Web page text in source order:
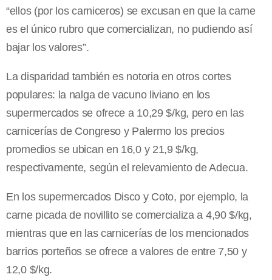
“ellos (por los carniceros) se excusan en que la carne
es el único rubro que comercializan, no pudiendo así
bajar los valores”.
La disparidad también es notoria en otros cortes
populares: la nalga de vacuno liviano en los
supermercados se ofrece a 10,29 $/kg, pero en las
carnicerías de Congreso y Palermo los precios
promedios se ubican en 16,0 y 21,9 $/kg,
respectivamente, según el relevamiento de Adecua.
En los supermercados Disco y Coto, por ejemplo, la
carne picada de novillito se comercializa a 4,90 $/kg,
mientras que en las carnicerías de los mencionados
barrios porteños se ofrece a valores de entre 7,50 y
12,0 $/kg.